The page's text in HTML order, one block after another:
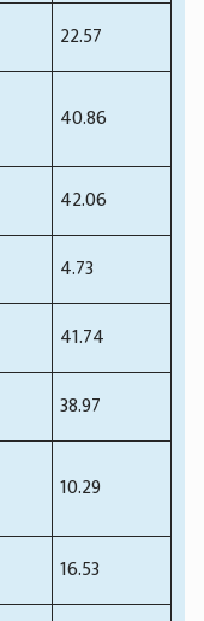
22.57
40.86
42.06
4.73
41.74
38.97
10.29
16.53